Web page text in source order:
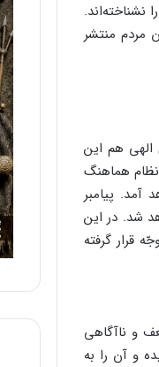
نشناخته‌اند.
مردم منتشر
الهی هم این
نظام هماهنگ
آمد. پیامبر
شد. در این
قرار گرفته
و ناآگاهی
و آن را به